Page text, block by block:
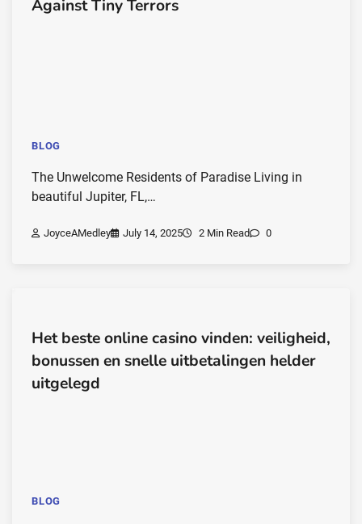
Against Tiny Terrors
BLOG
The Unwelcome Residents of Paradise Living in
beautiful Jupiter, FL,…
JoyceAMedley July 14, 2025 2 Min Read 0
Het beste online casino vinden: veiligheid,
bonussen en snelle uitbetalingen helder
uitgelegd
BLOG